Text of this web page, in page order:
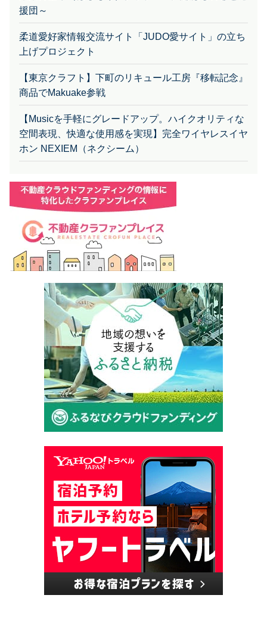
援団～
柔道愛好家情報交流サイト「JUDO愛サイト」の立ち
上げプロジェクト
【東京クラフト】下町のリキュール工房『移転記念』
商品でMakuake参戦
【Musicを手軽にグレードアップ。ハイクオリティな
空間表現、快適な使用感を実現】完全ワイヤレスイヤ
ホン NEXIEM（ネクシーム）